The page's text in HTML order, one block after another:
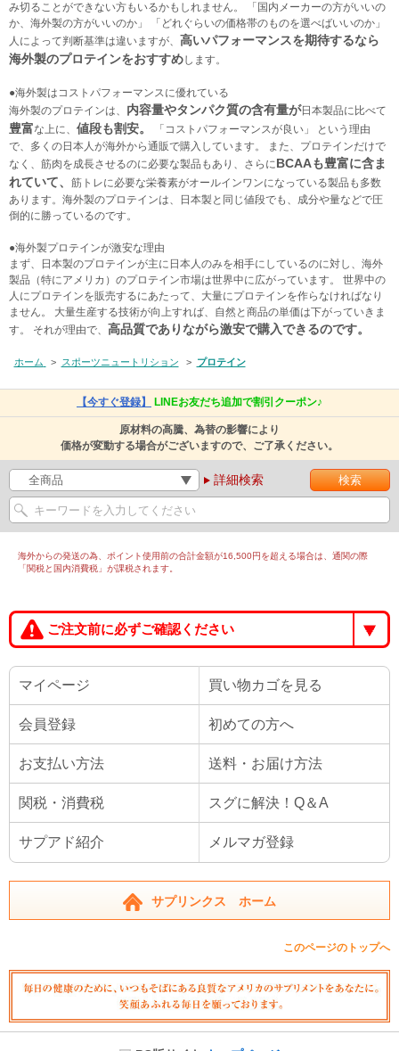
み切ることができない方もいるかもしれません。 「国内メーカーの方がいいの
か、海外製の方がいいのか」 「どれぐらいの価格帯のものを選べばいいのか」
人によって判断基準は違いますが、 高いパフォーマンスを期待するなら
海外製のプロテインをおすすめします。
●海外製はコストパフォーマンスに優れている
海外製のプロテインは、 内容量やタンパク質の含有量が日本製品に比べて
豊富な上に、 値段も割安。
「コストパフォーマンスが良い」 という理由
で、多くの日本人が海外から通販で購入しています。 また、プロテインだけで
なく、筋肉を成長させるのに必要な製品もあり、さらにBCAAも豊富に含ま
れていて、 筋トレに必要な栄養素がオールインワンになっている製品も多数
あります。海外製のプロテインは、日本製と同じ値段でも、成分や量などで圧
倒的に勝っているのです。
●海外製プロテインが激安な理由
まず、日本製のプロテインが主に日本人のみを相手にしているのに対し、海外
製品（特にアメリカ）のプロテイン市場は世界中に広がっています。 世界中の
人にプロテインを販売するにあたって、大量にプロテインを作らなければなり
ません。 大量生産する技術が向上すれば、自然と商品の単価は下がっていきま
す。 それが理由で、 高品質でありながら激安で購入できるのです。
ホーム > スポーツニュートリション > プロテイン
【今すぐ登録】 LINEお友だち追加で割引クーポン♪
原材料の高騰、為替の影響により
価格が変動する場合がございますので、ご了承ください。
詳細検索
海外からの発送の為、ポイント使用前の合計金額が16,500円を超える場合は、通関の際
「関税と国内消費税」が課税されます。
ご注文前に必ずご確認ください
マイページ 買い物カゴを見る
会員登録 初めての方へ
お支払い方法 送料・お届け方法
関税・消費税 スグに解決！Q＆A
サプアド紹介 メルマガ登録
サプリンクス ホーム
このページのトップへ